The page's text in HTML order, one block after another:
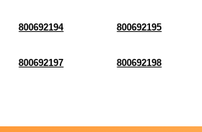
800692194 800692195
800692197 800692198